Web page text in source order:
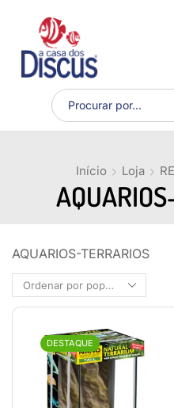
Início Loja
AQUARIOS-TERRARIOS
DESTAQUE